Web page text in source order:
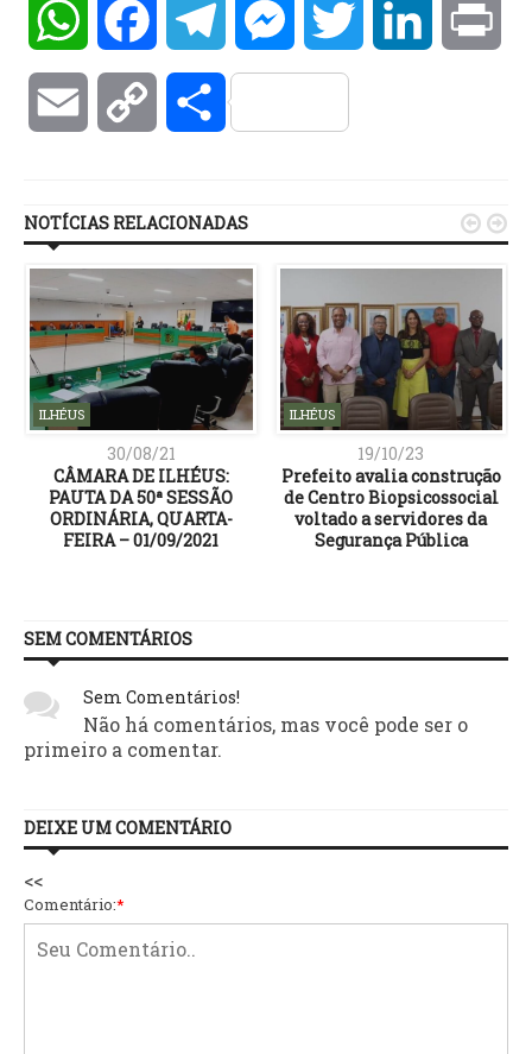
WhatsAppFacebookTelegramMessengerTwitter LinkedIn
Email Copy Compartilhar
NOTÍCIAS RELACIONADAS
ILHÉUS
30/08/21
CÂMARA DE ILHÉUS:
PAUTA DA 50ª SESSÃO
ORDINÁRIA, QUARTA-
FEIRA – 01/09/2021
ILHÉUS
19/10/23
Prefeito avalia construção
de Centro Biopsicossocial
voltado a servidores da
Segurança Pública
 
SEM COMENTÁRIOS
Sem Comentários!
Não há comentários, mas você pode ser o
primeiro a comentar.
DEIXE UM COMENTÁRIO
<<
Comentário:*